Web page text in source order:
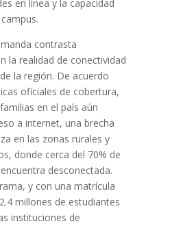
en línea y la capacidad
contrasta
la realidad de conectividad
la región. De acuerdo
oficiales de cobertura,
en el país aún
a internet, una brecha
en las zonas rurales y
donde cerca del 70% de
desconectada.
y con una matrícula
millones de estudiantes
instituciones de